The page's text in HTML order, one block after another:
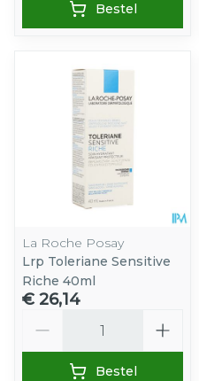
Bestel
La Roche Posay
Lrp Toleriane Sensitive
Riche 40ml
€ 26,14
Bestel